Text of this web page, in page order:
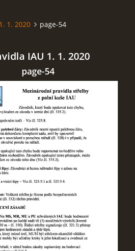
1. 2020 page-54
IAU 1. 1. 2020
page-54